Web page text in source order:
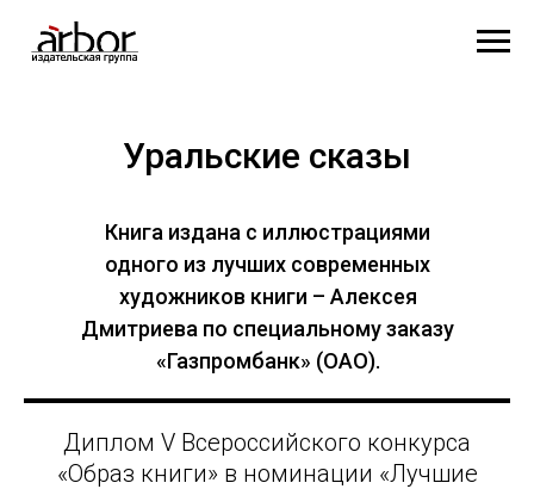
Уральские сказы
Книга издана с иллюстрациями
одного из лучших современных
художников книги – Алексея
Дмитриева по специальному заказу
«Газпромбанк» (ОАО).
Диплом V Всероссийского конкурса
«Образ книги» в номинации «Лучшие